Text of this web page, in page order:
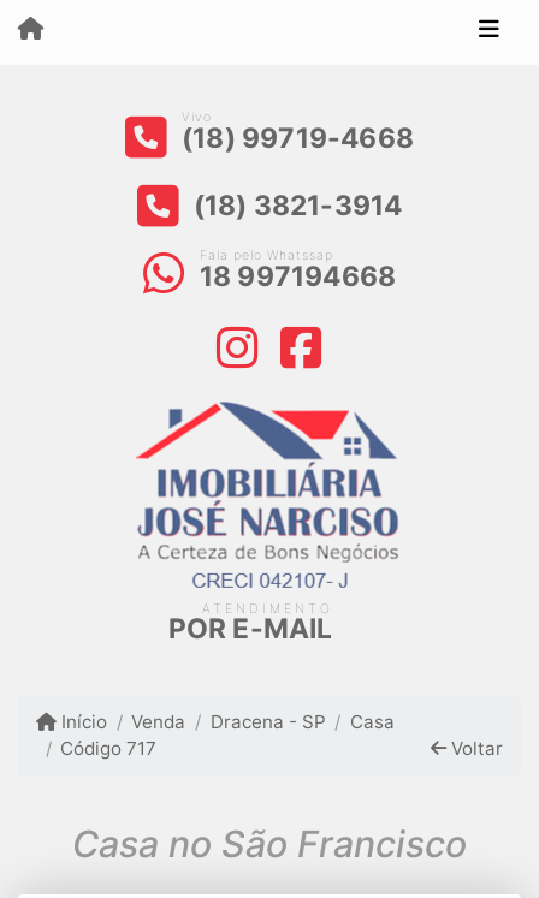
Vivo
(18) 99719-4668
(18) 3821-3914
Fala pelo Whatssap
18 997194668
ATENDIMENTO
POR E-MAIL
Início Venda Dracena - SP
Casa
Código 717
Voltar
Casa no São Francisco